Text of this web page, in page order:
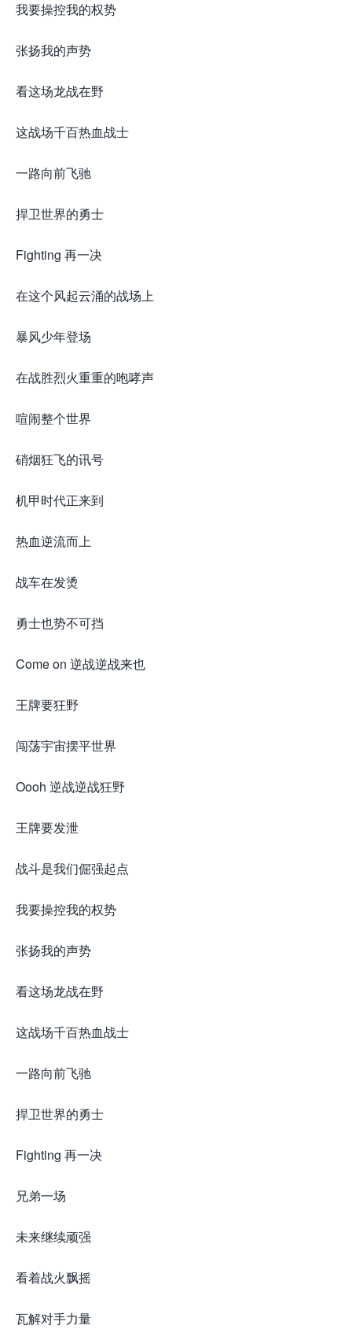
我要操控我的权势
张扬我的声势
看这场龙战在野
这战场千百热血战士
一路向前飞驰
捍卫世界的勇士
Fighting 再一决
在这个风起云涌的战场上
暴风少年登场
在战胜烈火重重的咆哮声
喧闹整个世界
硝烟狂飞的讯号
机甲时代正来到
热血逆流而上
战车在发烫
勇士也势不可挡
Come on 逆战逆战来也
王牌要狂野
闯荡宇宙摆平世界
Oooh 逆战逆战狂野
王牌要发泄
战斗是我们倔强起点
我要操控我的权势
张扬我的声势
看这场龙战在野
这战场千百热血战士
一路向前飞驰
捍卫世界的勇士
Fighting 再一决
兄弟一场
未来继续顽强
看着战火飘摇
瓦解对手力量